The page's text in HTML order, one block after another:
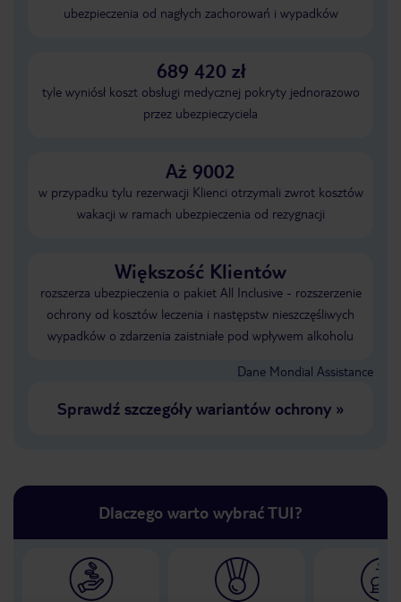
ubezpieczenia od nagłych zachorowań i wypadków
689 420 zł
tyle wyniósł koszt obsługi medycznej pokryty jednorazowo
przez ubezpieczyciela
Aż 9002
w przypadku tylu rezerwacji Klienci otrzymali zwrot kosztów
wakacji w ramach ubezpieczenia od rezygnacji
Większość Klientów
rozszerza ubezpieczenia o pakiet All Inclusive - rozszerzenie
ochrony od kosztów leczenia i następstw nieszczęśliwych
wypadków o zdarzenia zaistniałe pod wpływem alkoholu
Dane Mondial Assistance
Sprawdź szczegóły wariantów ochrony»
Dlaczego warto wybrać TUI?